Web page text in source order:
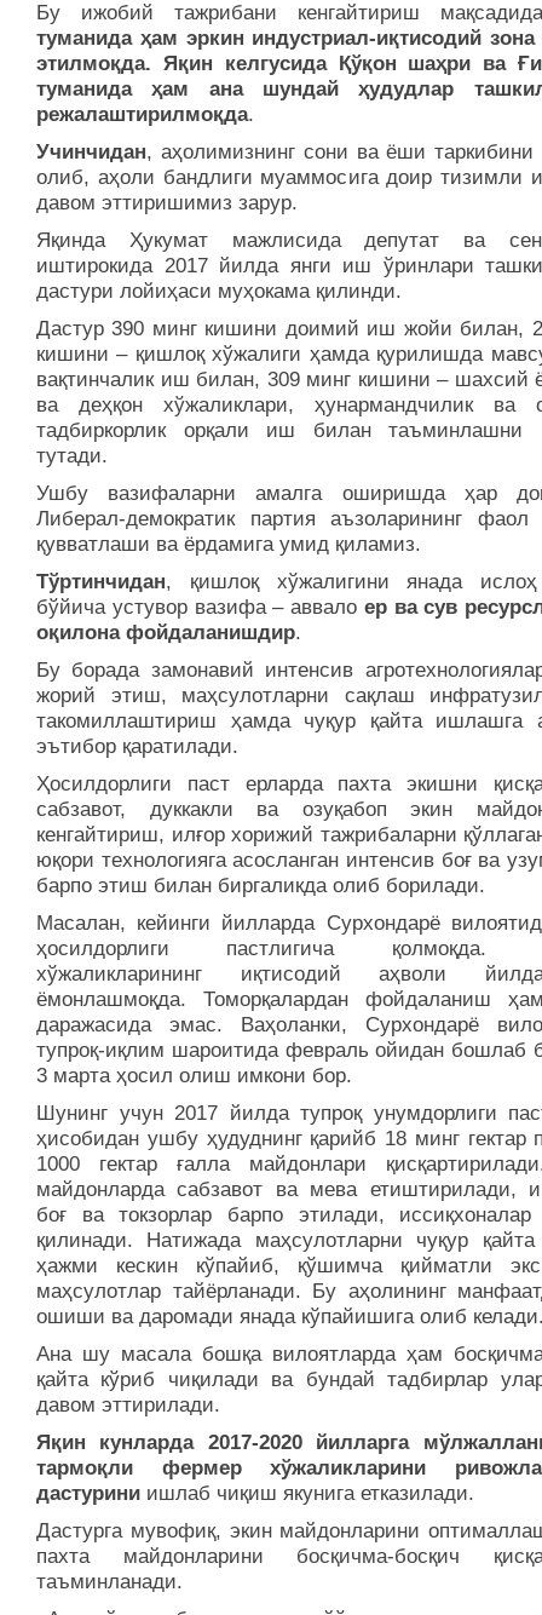
Бу ижобий тажрибани кенгайтириш
туманида ҳам эркин индустриал-иқтисодий
этилмоқда. Яқин келгусида Қўқон шаҳри ва
туманида ҳам ана шундай ҳудудлар
режалаштирилмоқда.
Учинчидан, аҳолимизнинг сони ва ёши таркибини
олиб, аҳоли бандлиги муаммосига доир тизимли
давом эттиришимиз зарур.
Яқинда Ҳукумат мажлисида депутат ва
иштирокида 2017 йилда янги иш ўринлари
дастури лойиҳаси муҳокама қилинди.
Дастур 390 минг кишини доимий иш жойи билан,
кишини – қишлоқ хўжалиги ҳамда қурилишда
вақтинчалик иш билан, 309 минг кишини – шахсий
ва деҳқон хўжаликлари, ҳунармандчилик ва
тадбиркорлик орқали иш билан таъминлашни
тутади.
Ушбу вазифаларни амалга оширишда ҳар
Либерал-демократик партия аъзоларининг фаол
қувватлаши ва ёрдамига умид қиламиз.
Тўртинчидан, қишлоқ хўжалигини янада
бўйича устувор вазифа – аввало ер ва сув
оқилона фойдаланишдир.
Бу борада замонавий интенсив
жорий этиш, маҳсулотларни сақлаш
такомиллаштириш ҳамда чуқур қайта ишлашга
эътибор қаратилади.
Ҳосилдорлиги паст ерларда пахта экишни
сабзавот, дуккакли ва озуқабоп экин
кенгайтириш, илғор хорижий тажрибаларни
юқори технологияга асосланган интенсив боғ ва
барпо этиш билан биргаликда олиб борилади.
Масалан, кейинги йилларда Сурхондарё
ҳосилдорлиги пастлигича қолмоқда.
хўжаликларининг иқтисодий аҳволи
ёмонлашмоқда. Томорқалардан фойдаланиш
даражасида эмас. Ваҳоланки, Сурхондарё
тупроқ-иқлим шароитида февраль ойидан бошлаб
3 марта ҳосил олиш имкони бор.
Шунинг учун 2017 йилда тупроқ унумдорлиги
ҳисобидан ушбу ҳудуднинг қарийб 18 минг гектар
1000 гектар ғалла майдонлари
майдонларда сабзавот ва мева етиштирилади,
боғ ва токзорлар барпо этилади,
қилинади. Натижада маҳсулотларни чуқур
ҳажми кескин кўпайиб, қўшимча қийматли
маҳсулотлар тайёрланади. Бу аҳолининг
ошиши ва даромади янада кўпайишига олиб
Ана шу масала бошқа вилоятларда ҳам
қайта кўриб чиқилади ва бундай тадбирлар
давом эттирилади.
Яқин кунларда 2017-2020 йилларга
тармоқли фермер хўжаликларини
дастурини ишлаб чиқиш якунига етказилади.
Дастурга мувофиқ, экин майдонларини
пахта майдонларини босқичма-босқич
таъминланади.